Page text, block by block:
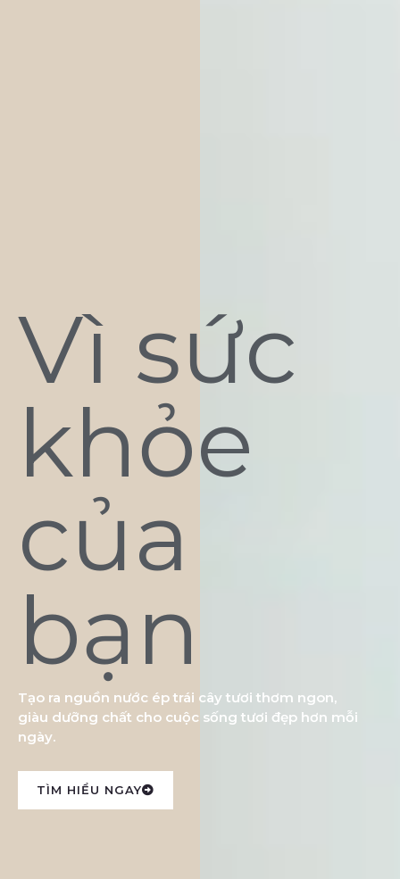
Vì sức
khỏe
của
bạn
Tạo ra nguồn nước ép trái cây tươi thơm ngon,
giàu dưỡng chất cho cuộc sống tươi đẹp hơn mỗi
ngày.
TÌM HIỂU NGAY